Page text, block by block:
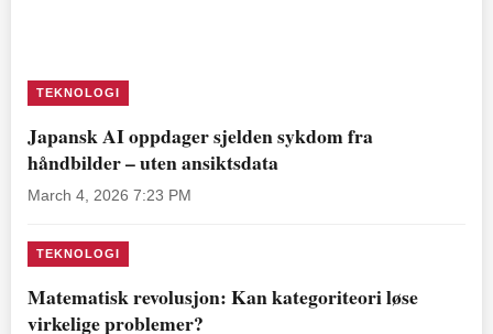
TEKNOLOGI
Japansk AI oppdager sjelden sykdom fra
håndbilder – uten ansiktsdata
March 4, 2026 7:23 PM
TEKNOLOGI
Matematisk revolusjon: Kan kategoriteori løse
virkelige problemer?